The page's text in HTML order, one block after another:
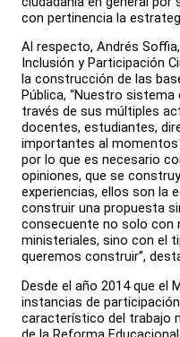
con pertinencia la
Al respecto, Andrés
Inclusión y Participación
la construcción de las
Pública, “Nuestro
través de sus múltiples
docentes, estudiantes,
importantes al momentos
por lo que es necesario
opiniones, que se
experiencias, ellos son la
construir una propuesta
consecuente no solo con
ministeriales, sino con el
queremos construir”,
Desde el año 2014 que el
instancias de
característico del trabajo